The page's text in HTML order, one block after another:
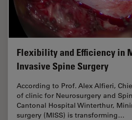
Flexibility and Efficiency in
Invasive Spine Surgery
According to Prof. Alex Alfieri,
of clinic for Neurosurgery and
Cantonal Hospital Winterthur,
surgery (MISS) is transforming…